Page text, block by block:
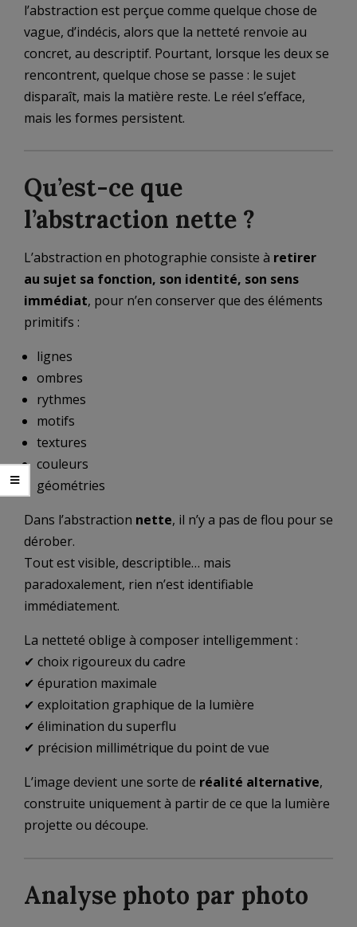
l’abstraction est perçue comme quelque chose de
vague, d’indécis, alors que la netteté renvoie au
concret, au descriptif. Pourtant, lorsque les deux se
rencontrent, quelque chose se passe : le sujet
disparaît, mais la matière reste. Le réel s’efface,
mais les formes persistent.
Qu’est-ce que
l’abstraction nette ?
L’abstraction en photographie consiste à retirer
au sujet sa fonction, son identité, son sens
immédiat, pour n’en conserver que des éléments
primitifs :
lignes
ombres
rythmes
motifs
textures
couleurs
géométries
Dans l’abstraction nette, il n’y a pas de flou pour se
dérober.
Tout est visible, descriptible… mais
paradoxalement, rien n’est identifiable
immédiatement.
La netteté oblige à composer intelligemment :
✔ choix rigoureux du cadre
✔ épuration maximale
✔ exploitation graphique de la lumière
✔ élimination du superflu
✔ précision millimétrique du point de vue
L’image devient une sorte de réalité alternative,
construite uniquement à partir de ce que la lumière
projette ou découpe.
Analyse photo par photo